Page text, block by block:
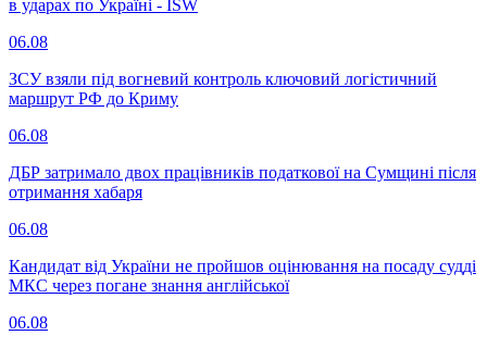
в ударах по Україні - ISW
06.08
ЗСУ взяли під вогневий контроль ключовий логістичний
маршрут РФ до Криму
06.08
ДБР затримало двох працівників податкової на Сумщині після
отримання хабаря
06.08
Кандидат від України не пройшов оцінювання на посаду судді
МКС через погане знання англійської
06.08